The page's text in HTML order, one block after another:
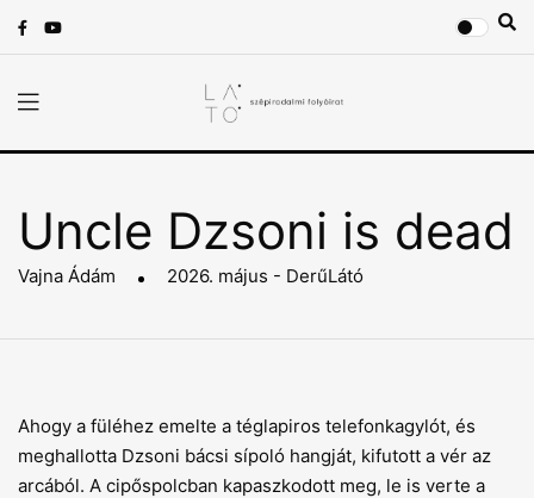
Uncle Dzsoni is dead
Vajna Ádám 2026. május - DerűLátó
Ahogy a füléhez emelte a téglapiros telefonkagylót, és
meghallotta Dzsoni bácsi sípoló hangját, kifutott a vér az
arcából. A cipőspolcban kapaszkodott meg, le is verte a